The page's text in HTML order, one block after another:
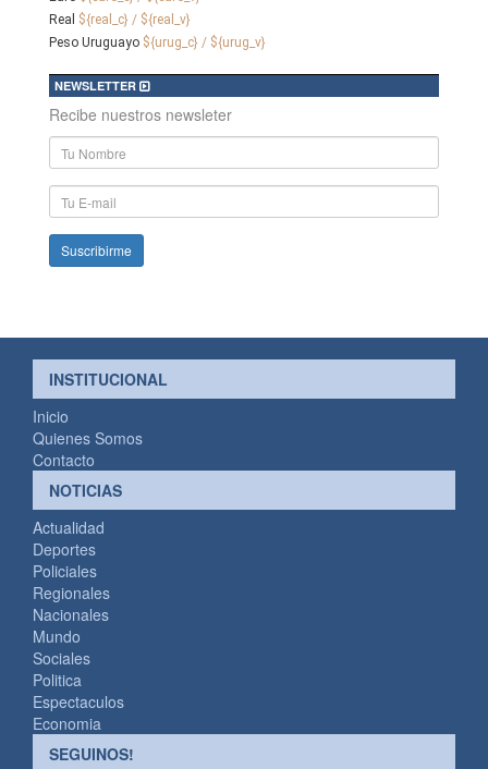
Real ${real_c} / ${real_v}
Peso Uruguayo ${urug_c} / ${urug_v}
NEWSLETTER
Recibe nuestros newsleter
Nombre
y
Apellido
E-
mail
INSTITUCIONAL
Inicio
Quienes Somos
Contacto
NOTICIAS
Actualidad
Deportes
Policiales
Regionales
Nacionales
Mundo
Sociales
Politica
Espectaculos
Economia
SEGUINOS!